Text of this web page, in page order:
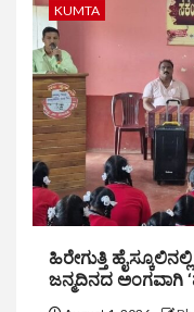
KUMTA
ಹಿರೇಗುತ್ತಿ
ಜನ್ಮದಿನದ ಅಂಗವಾಗಿ